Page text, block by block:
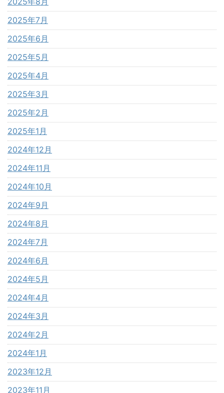
2025年7月
2025年6月
2025年5月
2025年4月
2025年3月
2025年2月
2025年1月
2024年12月
2024年11月
2024年10月
2024年9月
2024年8月
2024年7月
2024年6月
2024年5月
2024年4月
2024年3月
2024年2月
2024年1月
2023年12月
2023年11月